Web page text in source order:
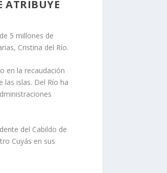
ATRIBUYE
5 millones de
Cristina del Río.
en la recaudación
islas. Del Río ha
del Cabildo de
Cuyás en sus